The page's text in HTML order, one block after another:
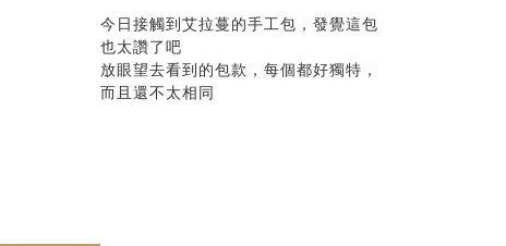
今日接觸到艾拉蔓的手工包，發覺這包
也太讚了吧
放眼望去看到的包款，每個都好獨特，
而且還不太相同
prev next